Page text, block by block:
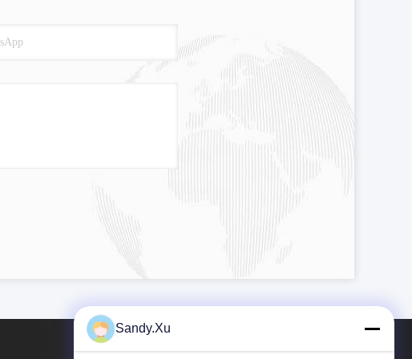
Sandy.Xu